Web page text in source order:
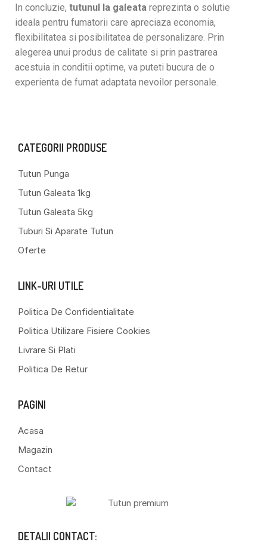
In concluzie, tutunul la galeata reprezinta o solutie
ideala pentru fumatorii care apreciaza economia,
flexibilitatea si posibilitatea de personalizare. Prin
alegerea unui produs de calitate si prin pastrarea
acestuia in conditii optime, va puteti bucura de o
experienta de fumat adaptata nevoilor personale.
CATEGORII PRODUSE
Tutun Punga
Tutun Galeata 1kg
Tutun Galeata 5kg
Tuburi Si Aparate Tutun
Oferte
LINK-URI UTILE
Politica De Confidentialitate
Politica Utilizare Fisiere Cookies
Livrare Si Plati
Politica De Retur
PAGINI
Acasa
Magazin
Contact
DETALII CONTACT: